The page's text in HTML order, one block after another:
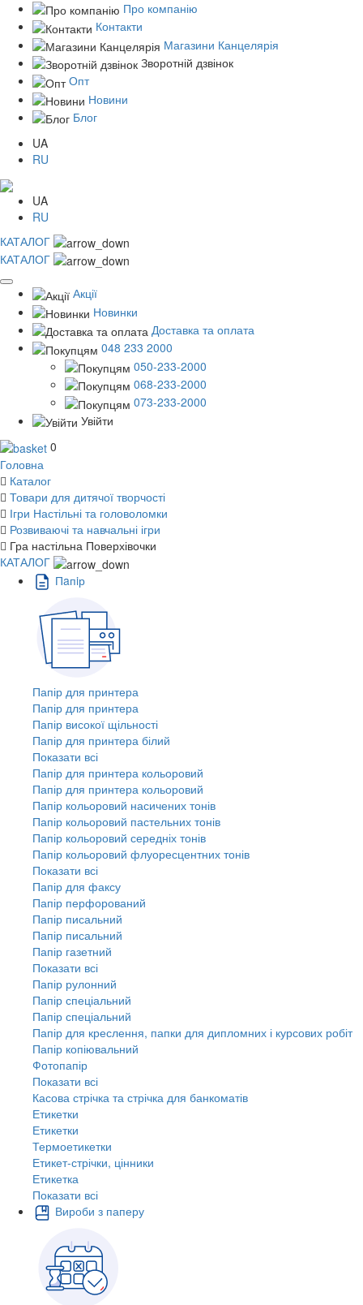
Про компанію
Контакти
Магазини Канцелярія
Зворотній дзвінок
Опт
Новини
Блог
UA
RU
UA
RU
КАТАЛОГ
КАТАЛОГ
Акції
Новинки
Доставка та оплата
048 233 2000
050-233-2000
068-233-2000
073-233-2000
Увійти
0
Головна
Каталог
Товари для дитячої творчості
Ігри Настільні та головоломки
Розвиваючі та навчальні ігри
Гра настільна Поверхівочки
КАТАЛОГ
Пaпiр
Папір для принтера
Папір для принтера
Папір високої щільності
Папір для принтера білий
Показати всі
Папір для принтера кольоровий
Папір для принтера кольоровий
Папір кольоровий насичених тонів
Папір кольоровий пастельних тонів
Папір кольоровий середніх тонів
Папір кольоровий флуоресцентних тонів
Показати всі
Папір для факсу
Папір перфорований
Папір писальний
Папір писальний
Папір газетний
Показати всі
Папір рулонний
Папір спеціальний
Папір спеціальний
Папір для креслення, папки для дипломних і курсових робіт
Папір копіювальний
Фотопапір
Показати всі
Касова стрічка та стрічка для банкоматів
Етикетки
Етикетки
Термоетикетки
Етикет-стрічки, цінники
Етикетка
Показати всі
Вироби з паперу